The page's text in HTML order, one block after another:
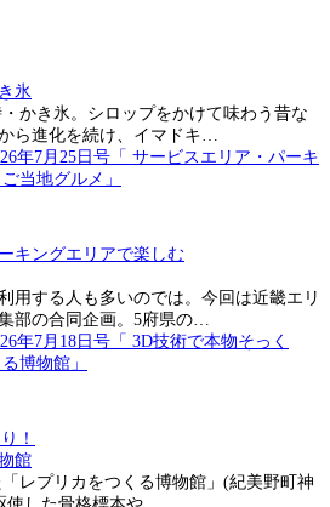
氷
かき氷。シロップをかけて味わう昔な
ら進化を続け、イマドキ…
キングエリアで楽しむ
用する人も多いのでは。今回は近畿エリ
部の合同企画。5府県の…
！
館
レプリカをつくる博物館」(紀美野町神